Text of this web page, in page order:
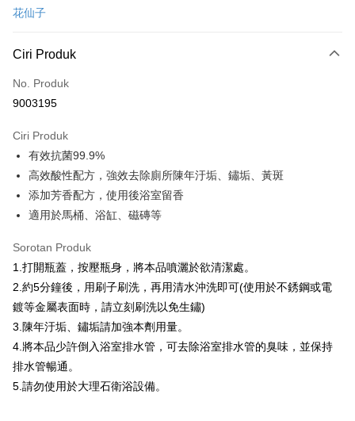
Pengambilan di Kedai Serbaneka
LINE Pay
Apple Pay
JKOPAY
Easy Wallet
Google Pay
AFTEE
Deskripsi
1. Dengan memilih AFTEE sebagai kaedah pembayaran, mesej
pengesahan AFTEE akan muncul.
3. Tiada bayaran diperlukan apabila pesanan disahkan. Produk akan
dihantar ke alamat yang ditetapkan.
4. Setelah pesanan disahkan, anda akan menerima SMS pembayaran
manakala ahli aplikasi akan menerima pemberitahuan tolak aplikasi
AFTEE.
5. Tiada bayaran diperlukan apabila anda menerima produk. Sila buat
pembayaran di empat kedai serbaneka utama, ATM atau perbankan
dalam talian dengan SMS pembayaran atau pemberitahuan tolak aplikasi
Pemindahan ATM
Pilihan Penghantaran
全家取貨付款
NT$60/pesanan | Penghantaran percuma untuk pesanan
NT$599 atau lebih
付款後全家取貨
花仙子
Ciri Produk
No. Produk
9003195
Ciri Produk
有效抗菌99.9%
高效酸性配方，強效去除廁所陳年汙垢、鏽垢、黃斑
添加芳香配方，使用後浴室留香
適用於馬桶、浴缸、磁磚等
Sorotan Produk
1.打開瓶蓋，按壓瓶身，將本品噴灑於欲清潔處。
2.約5分鐘後，用刷子刷洗，再用清水沖洗即可(使用於不銹鋼或電
鍍等金屬表面時，請立刻刷洗以免生鏽)
3.陳年汙垢、鏽垢請加強本劑用量。
4.將本品少許倒入浴室排水管，可去除浴室排水管的臭味，並保持
排水管暢通。
5.請勿使用於大理石衛浴設備。